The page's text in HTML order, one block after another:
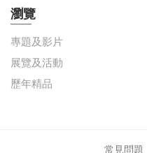
瀏覽
專題及影片
展覽及活動
歷年精品
常見問題